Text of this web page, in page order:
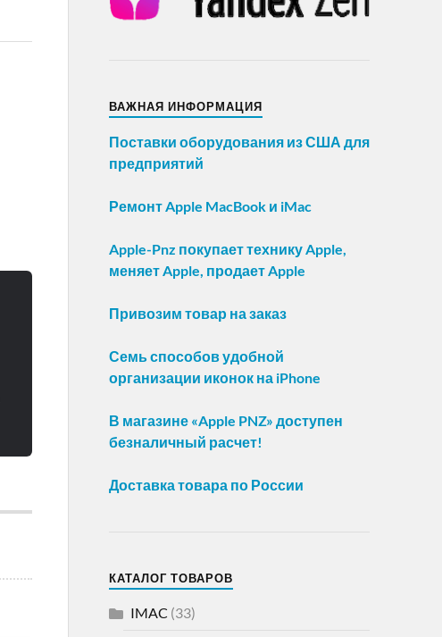
ВАЖНАЯ ИНФОРМАЦИЯ
Поставки оборудования из США для
предприятий
Ремонт Apple MacBook и iMac
Apple-Pnz покупает технику Apple,
меняет Apple, продает Apple
Привозим товар на заказ
Семь способов удобной
организации иконок на iPhone
В магазине «Apple PNZ» доступен
безналичный расчет!
Доставка товара по России
КАТАЛОГ ТОВАРОВ
IMAC (33)